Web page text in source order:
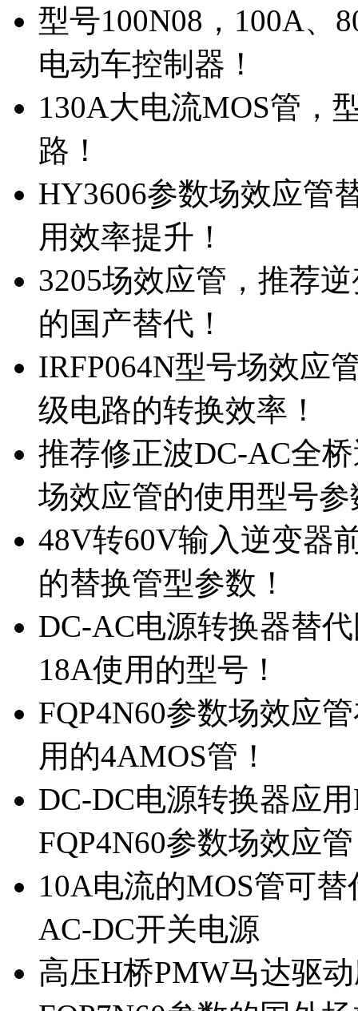
型号100N08，100A、
电动车控制器！
130A大电流MOS管，
路！
HY3606参数场效应管
用效率提升！
3205场效应管，推荐
的国产替代！
IRFP064N型号场效应
级电路的转换效率！
推荐修正波DC-AC全
场效应管的使用型号参
48V转60V输入逆变器
的替换管型参数！
DC-AC电源转换器替
18A使用的型号！
FQP4N60参数场效应
用的4AMOS管！
DC-DC电源转换器应
FQP4N60参数场效应
10A电流的MOS管可
AC-DC开关电源
高压H桥PMW马达驱